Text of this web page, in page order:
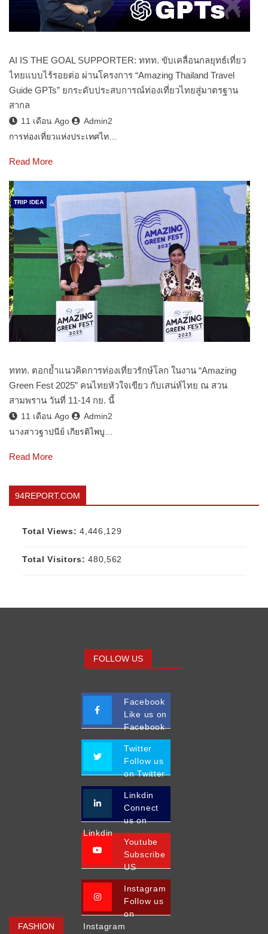
AI IS THE GOAL SUPPORTER: ททท. ขับเคลื่อนกลยุทธ์เที่ยว
ไทยแบบไร้รอยต่อ ผ่านโครงการ “Amazing Thailand Travel
Guide GPTs” ยกระดับประสบการณ์ท่องเที่ยวไทยสู่มาตรฐาน
สากล
11 เดือน Ago
Admin2
การท่องเที่ยวแห่งประเทศไท…
Read More
TRIP IDEA
ททท. ตอกย้ำแนวคิดการท่องเที่ยวรักษ์โลก ในงาน “Amazing
Green Fest 2025” คนไทยหัวใจเขียว กับเสน่ห์ไทย ณ สวน
สามพราน วันที่ 11-14 กย. นี้
11 เดือน Ago
Admin2
นางสาวฐาปนีย์ เกียรติไพบู…
Read More
94REPORT.COM
Total Views:4,446,129
Total Visitors:480,562
FASHION
FOLLOW US
Facebook
Like us on
Facebook
Twitter
Follow us
on Twitter
Linkdin
Connect
us on
Linkdin
Youtube
Subscribe
US
Instagram
Follow us
on
Instagram